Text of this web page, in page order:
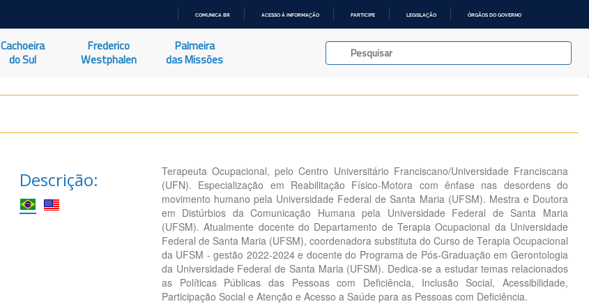
O
COMUNICA BR ACESSO À INFORMAÇÃO PARTICIPE LEGISLAÇÃO ÓRGÃOS DO GOVERNO
Cachoeira
do Sul
Frederico
Westphalen
Palmeira
das Missões
Descrição:
Terapeuta Ocupacional, pelo Centro Universitário Franciscano/Universidade Franciscana
(UFN). Especialização em Reabilitação Físico-Motora com ênfase nas desordens do
movimento humano pela Universidade Federal de Santa Maria (UFSM). Mestra e Doutora
em Distúrbios da Comunicação Humana pela Universidade Federal de Santa Maria
(UFSM). Atualmente docente do Departamento de Terapia Ocupacional da Universidade
Federal de Santa Maria (UFSM), coordenadora substituta do Curso de Terapia Ocupacional
da UFSM - gestão 2022-2024 e docente do Programa de Pós-Graduação em Gerontologia
da Universidade Federal de Santa Maria (UFSM). Dedica-se a estudar temas relacionados
as Políticas Públicas das Pessoas com Deficiência, Inclusão Social, Acessibilidade,
Participação Social e Atenção e Acesso a Saúde para as Pessoas com Deficiência.